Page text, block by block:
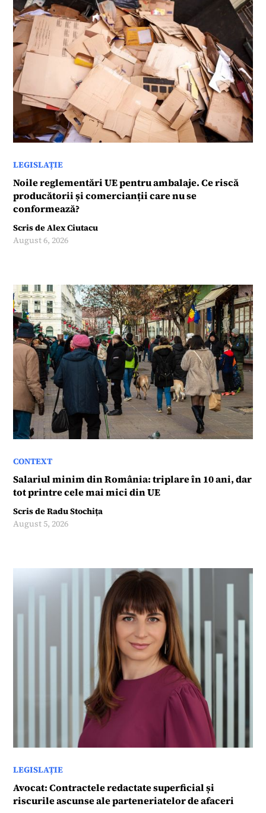
LEGISLAȚIE
Noile reglementări UE pentru ambalaje. Ce riscă
producătorii și comercianții care nu se
conformează?
Scris deAlex Ciutacu
August 6, 2026
CONTEXT
Salariul minim din România: triplare în 10 ani, dar
tot printre cele mai mici din UE
Scris deRadu Stochița
August 5, 2026
LEGISLAȚIE
Avocat: Contractele redactate superficial și
riscurile ascunse ale parteneriatelor de afaceri